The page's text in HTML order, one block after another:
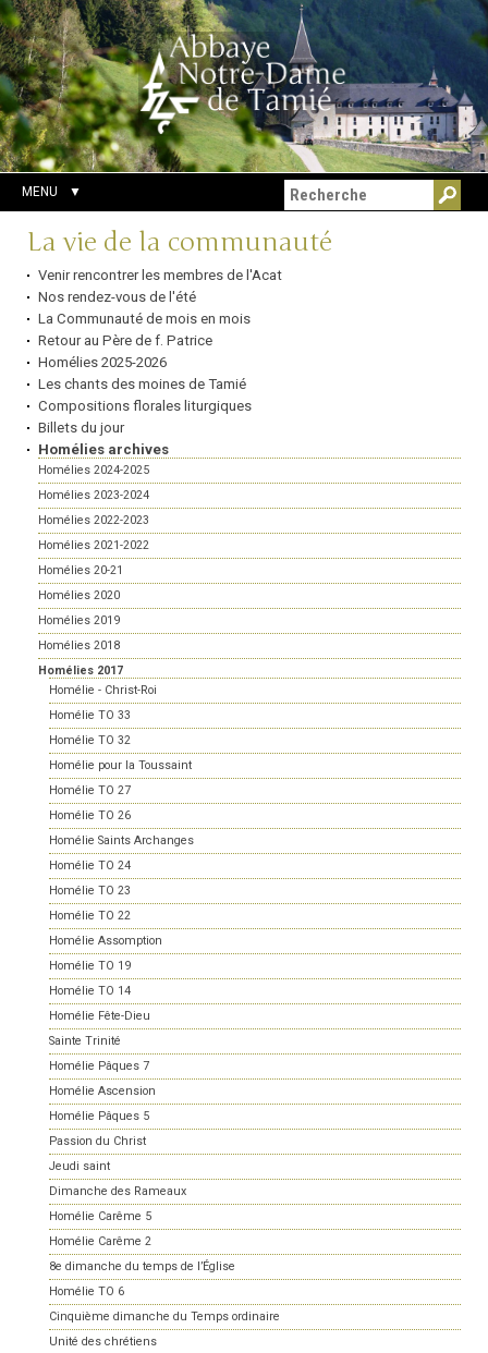
Aller
au
contenu.
|
Aller
à
la
navigation
Outils
personnels
Chercher par
Recherche
avancée…
MENU
Navigation
La vie de la communauté
Venir rencontrer les membres de l'Acat
Nos rendez-vous de l'été
La Communauté de mois en mois
Retour au Père de f. Patrice
Homélies 2025-2026
Les chants des moines de Tamié
Compositions florales liturgiques
Billets du jour
Homélies archives
Homélies 2024-2025
Homélies 2023-2024
Homélies 2022-2023
Homélies 2021-2022
Homélies 20-21
Homélies 2020
Homélies 2019
Homélies 2018
Homélies 2017
Homélie - Christ-Roi
Homélie TO 33
Homélie TO 32
Homélie pour la Toussaint
Homélie TO 27
Homélie TO 26
Homélie Saints Archanges
Homélie TO 24
Homélie TO 23
Homélie TO 22
Homélie Assomption
Homélie TO 19
Homélie TO 14
Homélie Fête-Dieu
Sainte Trinité
Homélie Pâques 7
Homélie Ascension
Homélie Pâques 5
Passion du Christ
Jeudi saint
Dimanche des Rameaux
Homélie Carême 5
Homélie Carême 2
8e dimanche du temps de l’Église
Homélie TO 6
Cinquième dimanche du Temps ordinaire
Unité des chrétiens